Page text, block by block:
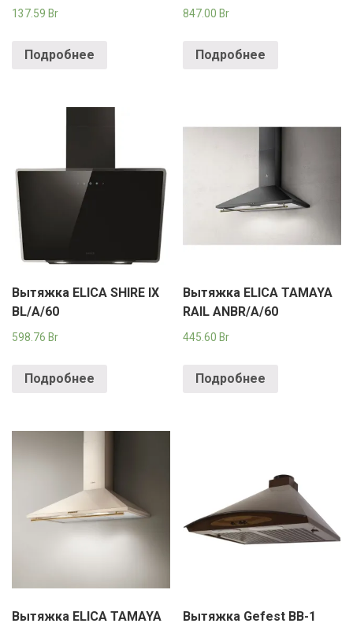
137.59 Br
Подробнее
847.00 Br
Подробнее
Вытяжка ELICA SHIRE IX
BL/A/60
598.76 Br
Подробнее
Вытяжка ELICA TAMAYA
RAIL ANBR/A/60
445.60 Br
Подробнее
Вытяжка ELICA TAMAYA
Вытяжка Gefest ВВ-1